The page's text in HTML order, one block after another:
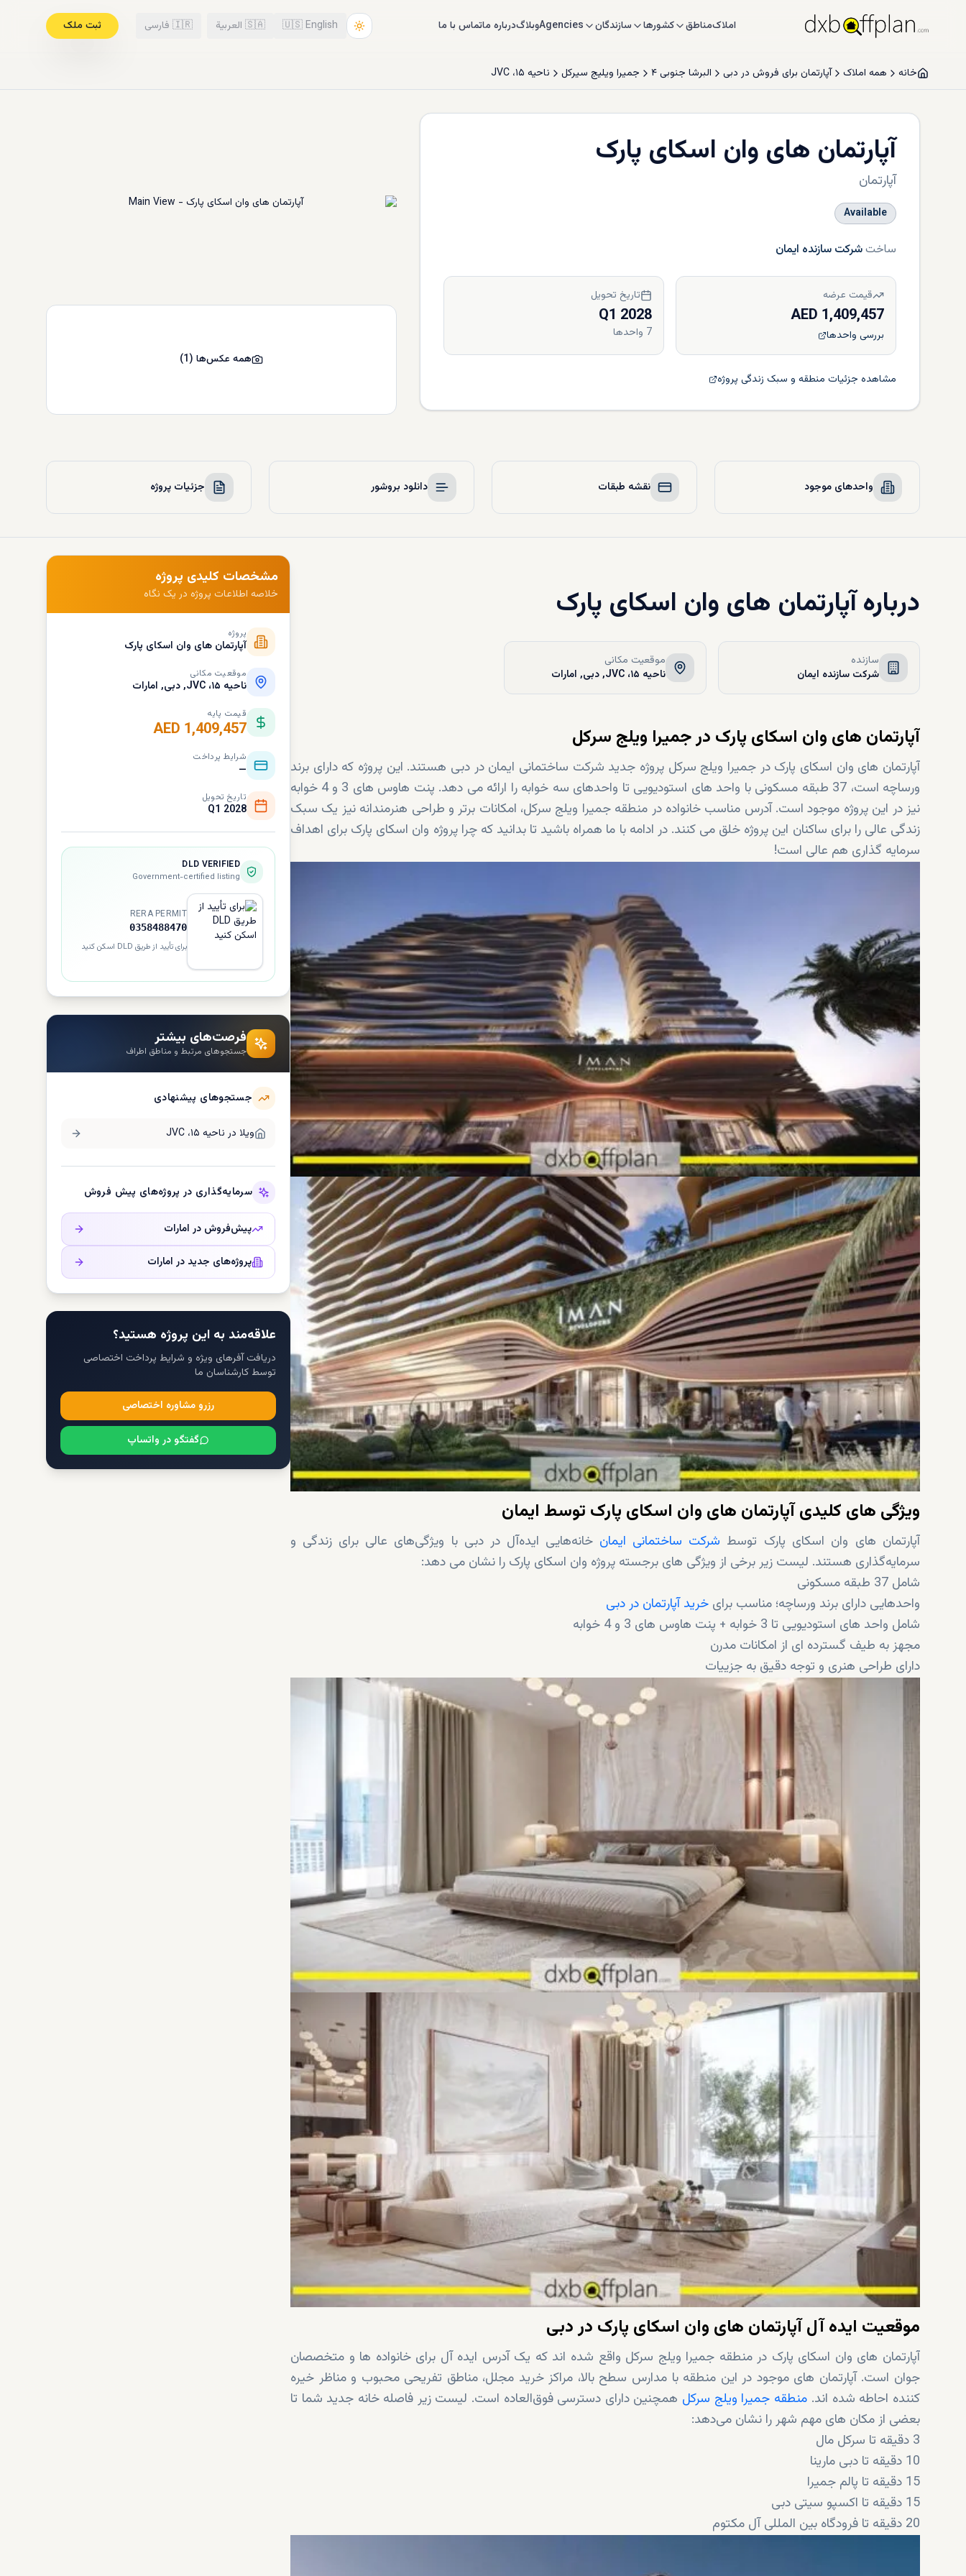
املاکمناطق کشورها سازندگان Agenciesوبلاگدرباره ماتماس با ما 🇺🇸 English
🇸🇦 العربية 🇮🇷 فارسی ثبت ملک
خانه همه املاک آپارتمان برای فروش در دبی البرشا جنوبی ۴ جمیرا ویلیج سيرکل ناحیه ۱۵، JVC
آپارتمان های وان اسکای پارک
آپارتمان
Available
ساختشرکت سازنده ایمان
قیمت عرضه
1,409,457 AED
بررسی واحدها
تاریخ تحویل
Q1 2028
7 واحدها
مشاهده جزئیات منطقه و سبک زندگی پروژه
همه عکس‌ها(
1
)
واحدهای موجود نقشه طبقات دانلود بروشور جزئیات پروژه
دربارهآپارتمان های وان اسکای پارک
سازنده
شرکت سازنده ایمان
موقعیت مکانی
ناحیه ۱۵، JVC, دبی, امارات
آپارتمان های وان اسکای پارک در جمیرا ویلج سرکل
آپارتمان های وان اسکای پارک در جمیرا ویلج سرکل پروژه جدید شرکت ساختمانی ایمان در دبی هستند. این پروژه که دارای برند
ورساچه است، 37 طبقه مسکونی با واحد های استودیویی تا واحدهای سه خوابه را ارائه می دهد. پنت هاوس های 3 و 4 خوابه
نیز در این پروژه موجود است. آدرس مناسب خانواده در منطقه جمیرا ویلج سرکل، امکانات برتر و طراحی هنرمندانه نیز یک سبک
زندگی عالی را برای ساکنان این پروژه خلق می کنند. در ادامه با ما همراه باشید تا بدانید که چرا پروژه وان اسکای پارک برای اهداف
سرمایه گذاری هم عالی است!
ویژگی های کلیدی آپارتمان های وان اسکای پارک توسط ایمان
آپارتمان های وان اسکای پارک توسط شرکت ساختمانی ایمان خانه‌هایی ایده‌آل در دبی با ویژگی‌های عالی برای زندگی و
سرمایه‌گذاری هستند. لیست زیر برخی از ویژگی های برجسته پروژه وان اسکای پارک را نشان می دهد:
شامل 37 طبقه مسکونی
واحدهایی دارای برند ورساچه؛ مناسب برای خرید آپارتمان در دبی
شامل واحد های استودیویی تا 3 خوابه + پنت هاوس های 3 و 4 خوابه
مجهز به طیف گسترده ای از امکانات مدرن
دارای طراحی هنری و توجه دقیق به جزییات
موقعیت ایده آل آپارتمان های وان اسکای پارک در دبی
آپارتمان های وان اسکای پارک در منطقه جمیرا ویلج سرکل واقع شده اند که یک آدرس ایده آل برای خانواده ها و متخصصان
جوان است. آپارتمان های موجود در این منطقه با مدارس سطح بالا، مراکز خرید مجلل، مناطق تفریحی محبوب و مناظر خیره
کننده احاطه شده اند. منطقه جمیرا ویلج سرکل همچنین دارای دسترسی فوق‌العاده است. لیست زیر فاصله خانه جدید شما تا
بعضی از مکان های مهم شهر را نشان می‌دهد:
3 دقیقه تا سرکل مال
10 دقیقه تا دبی مارینا
15 دقیقه تا پالم جمیرا
15 دقیقه تا اکسپو سیتی دبی
20 دقیقه تا فرودگاه بین المللی آل مکتوم
مشخصات کلیدی پروژه
خلاصه اطلاعات پروژه در یک نگاه
پروژه
آپارتمان های وان اسکای پارک
موقعیت مکانی
ناحیه ۱۵، JVC, دبی, امارات
قیمت پایه
AED 1,409,457
شرایط پرداخت
—
تاریخ تحویل
Q1 2028
DLD VERIFIED
Government-certified listing
RERA PERMIT
0358488470
برای تأیید از طریق DLD اسکن کنید
فرصت‌های بیشتر
جستجوهای مرتبط و مناطق اطراف
جستجوهای پیشنهادی
ویلا در ناحیه ۱۵، JVC
سرمایه‌گذاری در پروژه‌های پیش فروش
پیش‌فروش در امارات
پروژه‌های جدید در امارات
علاقه‌مند به این پروژه هستید؟
دریافت آفرهای ویژه و شرایط پرداخت اختصاصی
توسط کارشناسان ما
رزرو مشاوره اختصاصی
گفتگو در واتساپ